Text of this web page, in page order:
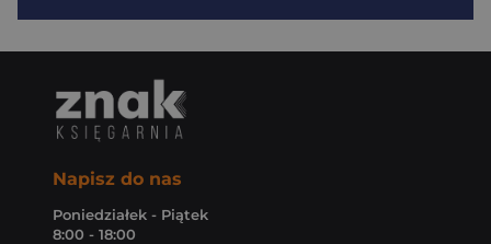
Napisz do nas
Poniedziałek - Piątek
8:00 - 18:00